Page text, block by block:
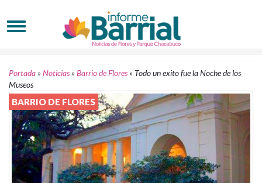
Portada »Noticias »Barrio de Flores » Todo un exito fue la Noche de los
Museos
BARRIO DE FLORES